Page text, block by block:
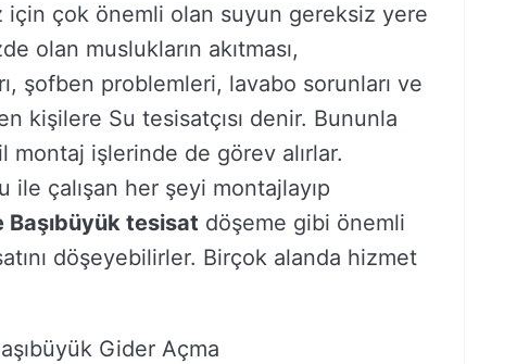
için çok önemli olan suyun gereksiz yere
olan muslukların akıtması,
şofben problemleri, lavabo sorunları ve
kişilere Su tesisatçısı denir. Bununla
işlerinde de görev alırlar.
ile çalışan her şeyi montajlayıp
Başıbüyük tesisat döşeme gibi önemli
döşeyebilirler. Birçok alanda hizmet
Gider Açma